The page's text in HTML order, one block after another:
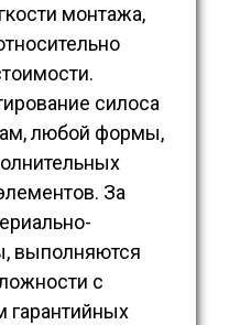
монтажа,
силоса
любой формы,
За
выполняются
с
гарантийных